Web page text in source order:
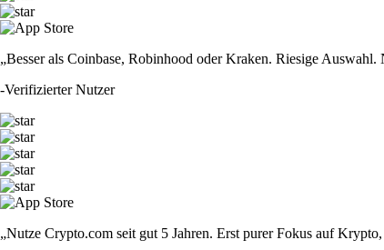
„Besser als Coinbase, Robinhood oder Kraken. Riesige
-Verifizierter Nutzer
„Nutze Crypto.com seit gut 5 Jahren. Erst purer Fokus auf